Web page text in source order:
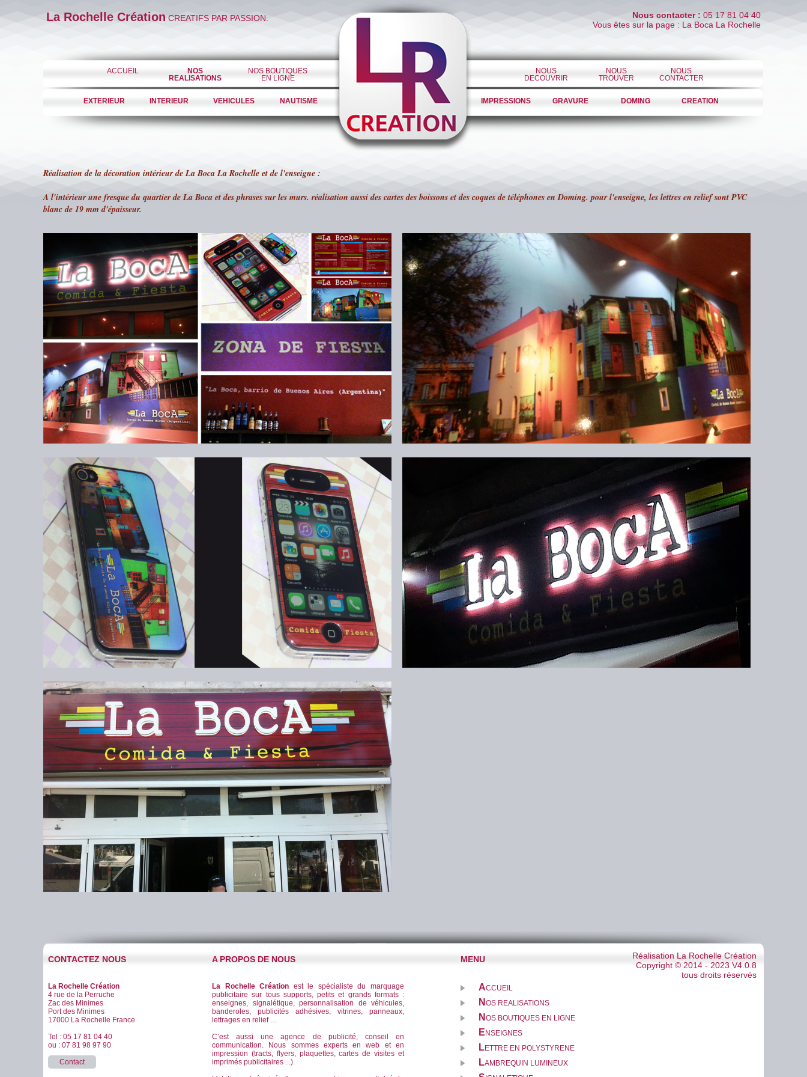
La Rochelle Création CREATIFS PAR PASSION. Nous contacter : 05 17 81 04 40
Vous êtes sur la page : La Boca La Rochelle
ACCUEIL
NOS
REALISATIONS
NOS BOUTIQUES
EN LIGNE
NOUS
DECOUVRIR
NOUS
TROUVER
NOUS
CONTACTER
EXTERIEUR INTERIEUR VEHICULES NAUTISME IMPRESSIONS GRAVURE DOMING CREATION
Réalisation de la décoration intérieur de La Boca La Rochelle et de l'enseigne :
A l'intérieur une fresque du quartier de La Boca et des phrases sur les murs. réalisation aussi des cartes des boissons et des coques de téléphones en Doming. pour l'enseigne, les lettres en relief sont PVC
blanc de 19 mm d'épaisseur.
CONTACTEZ NOUS
La Rochelle Création
4 rue de la Perruche
Zac des Minimes
Port des Minimes
17000 La Rochelle France
Tel : 05 17 81 04 40
ou : 07 81 98 97 90
Contact
A PROPOS DE NOUS
La Rochelle Création est le spécialiste du marquage
publicitaire sur tous supports, petits et grands formats :
enseignes, signalétique, personnalisation de véhicules,
banderoles, publicités adhésives, vitrines, panneaux,
lettrages en relief …
C’est aussi une agence de publicité, conseil en
communication. Nous sommes experts en web et en
impression (tracts, flyers, plaquettes, cartes de visites et
imprimés publicitaires ...).
MENU
ACCUEIL
N OS REALISATIONS
N OS BOUTIQUES EN LIGNE
E NSEIGNES
LETTRE EN POLYSTYRENE
LAMBREQUIN LUMINEUX
Réalisation La Rochelle Création
Copyright © 2014 - 2023 V4.0.8
tous droits réservés